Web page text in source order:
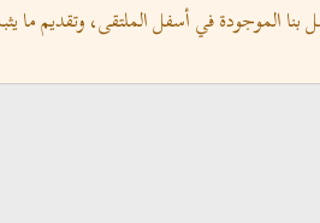
الموجودة في أسفل الملتقى، وتقديم ما